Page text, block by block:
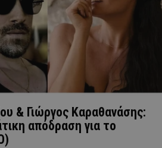
& Γιώργος Καραθανάσης:
απόδραση για το